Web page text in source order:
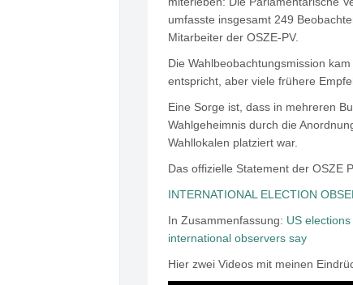
umfasste insgesamt 249
Mitarbeiter der OSZE-PV.
Die Wahlbeobachtungsmission
entspricht, aber viele frühere
Eine Sorge ist, dass in mehreren
Wahlgeheimnis durch die
Wahllokalen platziert war.
Das offizielle Statement der OSZE
INTERNATIONAL ELECTION
In Zusammenfassung: US
international observers say
Hier zwei Videos mit meinen